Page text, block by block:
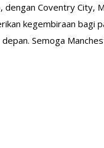
dengan Coventry
kegembiraan
Semoga